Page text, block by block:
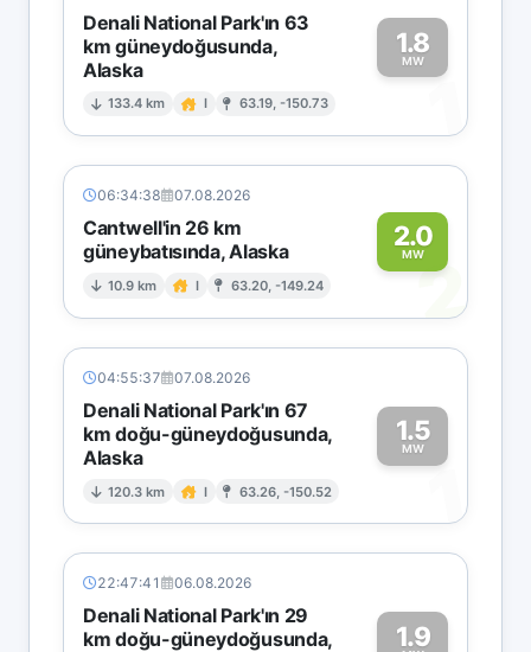
Denali National Park'ın 63
km güneydoğusunda,
Alaska
133.4 km I 63.19, -150.73
1.8
MW
1
06:34:38 07.08.2026
Cantwell'in 26 km
güneybatısında, Alaska
10.9 km I 63.20, -149.24
2.0
MW
2
04:55:37 07.08.2026
Denali National Park'ın 67
km doğu-güneydoğusunda,
Alaska
120.3 km I 63.26, -150.52
1.5
MW
1
22:47:41 06.08.2026
Denali National Park'ın 29
km doğu-güneydoğusunda,
1.9